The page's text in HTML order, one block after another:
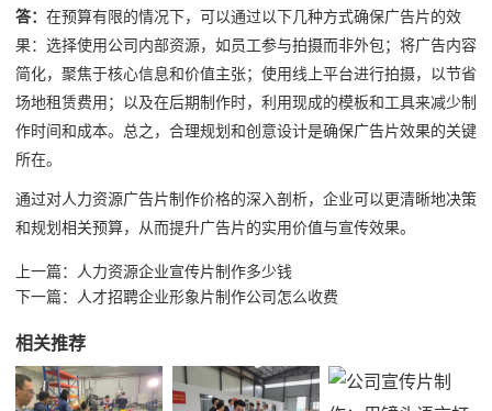
答： 在预算有限的情况下，可以通过以下几种方式确保广告片的效
果：选择使用公司内部资源，如员工参与拍摄而非外包；将广告内容
简化，聚焦于核心信息和价值主张；使用线上平台进行拍摄，以节省
场地租赁费用；以及在后期制作时，利用现成的模板和工具来减少制
作时间和成本。总之，合理规划和创意设计是确保广告片效果的关键
所在。
通过对人力资源广告片制作价格的深入剖析，企业可以更清晰地决策
和规划相关预算，从而提升广告片的实用价值与宣传效果。
上一篇：
人力资源企业宣传片制作多少钱
下一篇：
人才招聘企业形象片制作公司怎么收费
相关推荐